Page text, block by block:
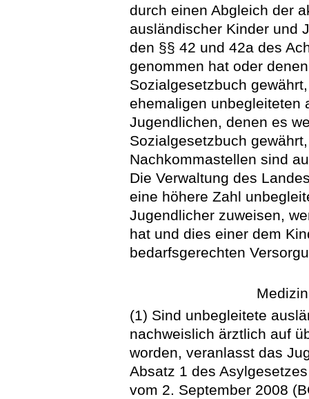
durch einen Abgleich der
ausländischer Kinder und
den §§ 42 und 42a des
genommen hat oder
Sozialgesetzbuch
ehemaligen unbegleiteten
Jugendlichen, denen es
Sozialgesetzbuch
Nachkommastellen sind
Die Verwaltung des
eine höhere Zahl
Jugendlicher zuweisen,
hat und dies einer dem
bedarfsgerechten
(1) Sind unbegleitete
nachweislich ärztlich auf
worden, veranlasst das
Absatz 1 des
vom 2. September 2008